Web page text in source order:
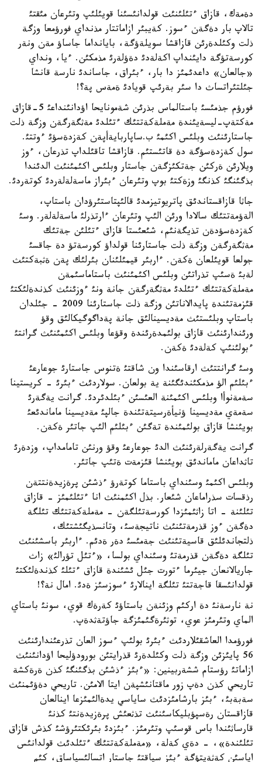
دةمةك، قازاق ءتئلئنئث قولدانئسئنا قويئلئپ وتئرعان مئقتئ
تالاپ بار دةگةن ءسوز. كةيبئر ازاماتتار مذنداي فورؤمعا وزگة
ذلت وكئلدةرئن قازاقشا سويلةؤگة، بايانداما جاساؤ مةن ونةر
كورسةتؤگة دايئنداپ اكةلةدئ دةؤلةرئ مذمكئن. ءيا، ونداي
«جالعان» داعدئمئز دا بار، ءبئراق، جاساندئ نارسة قانشا
جئلتئراتساث دا سئر بةرئپ قويادئ ةمةس پة؟!
فورؤم جذمئسئ باستالماس بذرئن شةمونايحا اؤدانئنداعئ 5-قازاق
مةكتةپ-ليسةيئندة مةملةكةتتئك ءتئلدئ مةثگةرگةن وزگة ذلت
جاستارئنئث وبلئس اكئمئ ب.ساپاربايةأپةن كةزدةسؤئ ءوتتئ.
سول كةزدةسؤگة دة قاتئستئم. قازاقشا تاقئلداپ تذرعان، ءوز
ويلارئن ةركئن جةتكئزگةن جاستار وبلئس اكئمئنئث الدئندا
بذگئنگئ كذنگئ وزةكتئ بوپ وتئرعان ءبئراز ماسةلةلةردئ كوتةردئ.
جاثا قازاقستاندئق پاتريوتيزمدئ قالئپتاستئرؤدان باستاپ،
الةؤمةتتئك سالادا ورئن الئپ وتئرعان ءارتذرلئ ماسةلةلةر. وسئ
كةزدةسؤدةن تذيگةنئم، شئعئستا قازاق ءتئلئن جةتئك
مةثگةرگةن وزگة ذلت جاستارئنا قولداؤ كورسةتؤ دة جاقسئ
جولعا قويئلعان ةكةن. ءاربئر قيمئلئنان بئرلئك پةن ةثبةكتئث
لةبئ ةسئپ تذراتئن وبلئس اكئمئنئث باستاماسئمةن
مةملةكةتتئك ءتئلدئ مةثگةرگةن جانة ونئ ءوزئنئث كذندةلئكتئ
قئزمةتئندة پايدالاناتئن وزگة ذلت جاستارئنا 2009 - جئلدان
باستاپ وبلئستئث مةديسينالئق جانة پةداگوگيكالئق وقؤ
ورئندارئنئث قازاق بولئمدةرئندة وقؤعا وبلئس اكئمئنئث گرانتئ
ءبولئنئپ كةلةدئ ةكةن.
وسئ گرانتتئث ارقاسئندا ون شاقتئ ةتنوس جاستارئ جوعارعئ
ءبئلئم الؤ مذمكئندئگئنة ية بولعان. سولاردئث ءبئرئ - كريستينا
سةمةنوأا وبلئس اكئمئنة العئسئن ءبئلدئردئ. گرانت يةگةرئ
سةمةي مةديسينا ؤنيأةرسيتةتئندة جالپئ مةديسينا ماماندئعئ
بويئنشا قازاق بولئمئندة تةگئن ءبئلئم الئپ جاتئر ةكةن.
گرانت يةگةرلةرئنئث الدئ جوعارعئ وقؤ ورنئن تامامداپ، وزدةرئ
تاثداعان ماماندئق بويئنشا قئزمةت ةتئپ جاتئر.
وبلئس اكئمئ وسئنداي باستاما كوتةرؤ ءذشئن پرةزيدةنتتةن
رذقسات سذراماعان شئعار. بذل اكئمنئث انا ءتئلئمئز - قازاق
تئلئنة - اتا زاثئمئزدا كورسةتئلگةن - مةملةكةتتئك تئلگة
دةگةن ءوز قذرمةتئنئث ناتيجةسئ، وتانسذيگئشتئك،
ذلتجاندئلئق قاسيةتئنئث جةمئسئ دةر ةدئم. ءاربئر باسشئنئث
تئلگة دةگةن قذرمةتئ وسئنداي بولسا، «ءتئل تؤرالئ» زاث
جاريالانعان جيئرما ءتورت جئل ئشئندة قازاق ءتئلئ كذندةلئكتئ
قولدانئسقا قاجةتتئ تئلگة اينالارئ ءسوزسئز ةدئ. امال نة؟!
نة نارسةنئ دة اركئم وزئنةن باستاؤئ كةرةك قوي، سونئ باستاي
الماي وتئرمئز عوي، توثئرةگئمئزگة جاؤتةثدةپ.
فورؤمدا العاشقئلاردئث ءبئرئ بولئپ ءسوز العان تذرعئندارئنئث
56 پايئزئن وزگة ذلت وكئلدةرئ قذرايتئن بورودؤليحا اؤدانئنئث
ازاماتئ رؤستام ششةربينين: «ءبئز ءذشئن بذگئنگئ كذن ةرةكشة
تاريحي كذن دةپ زور ماقتانئشپةن ايتا الامئن. تاريحي دةؤئمنئث
سةبةبئ، ءبئز بارشامئزدئث ساياسي يدةالئمئزعا اينالعان
قازاقستان رةسپؤبليكاسئنئث تذثعئش پرةزيدةنتئ كذنئ
قارساثئندا باس قوسئپ وتئرمئز. ءبئزدئ بئرئكتئرؤشئ كذش قازاق
تئلئندة»، - دةي كةلة، «مةملةكةتتئك ءتئلدئث قولدانئس